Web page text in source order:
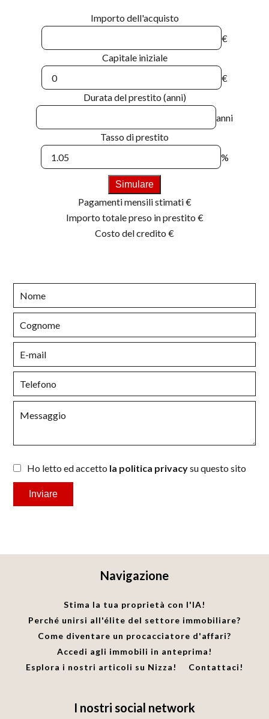
Importo dell'acquisto
€
Capitale iniziale
€
Durata del prestito (anni)
anni
Tasso di prestito
%
Simulare
Pagamenti mensili stimati€
Importo totale preso in prestito €
Costo del credito €
Ho letto ed accetto la politica privacysu questo sito
Inviare
Navigazione
Stima la tua proprietà con l'IA!
Perché unirsi all'élite del settore immobiliare?
Come diventare un procacciatore d'affari?
Accedi agli immobili in anteprima!
Esplora i nostri articoli su Nizza!
Contattaci!
I nostri social network